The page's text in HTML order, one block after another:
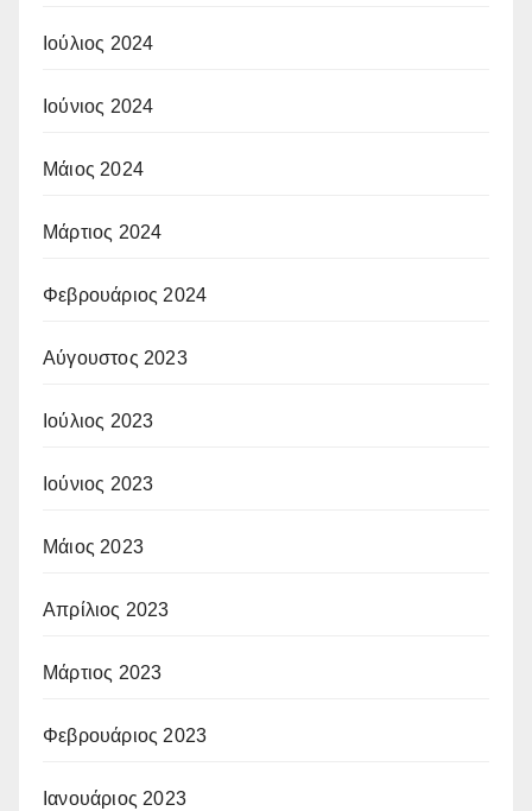
Ιούλιος 2024
Ιούνιος 2024
Μάιος 2024
Μάρτιος 2024
Φεβρουάριος 2024
Αύγουστος 2023
Ιούλιος 2023
Ιούνιος 2023
Μάιος 2023
Απρίλιος 2023
Μάρτιος 2023
Φεβρουάριος 2023
Ιανουάριος 2023